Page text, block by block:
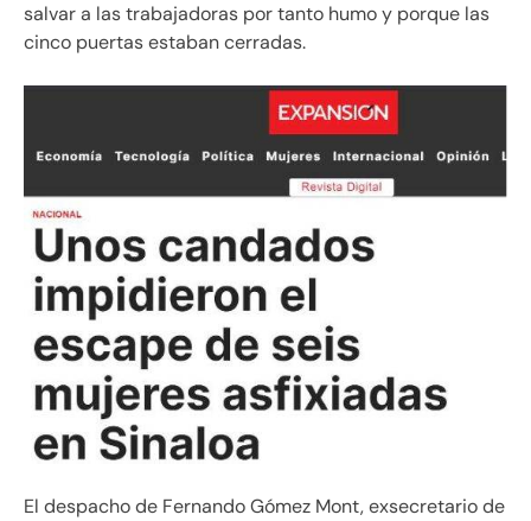
salvar a las trabajadoras por tanto humo y porque las
cinco puertas estaban cerradas.
El despacho de Fernando Gómez Mont, exsecretario de